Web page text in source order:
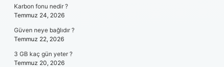
Karbon fonu nedir ?
Temmuz 24, 2026
Güven neye bağlıdır ?
Temmuz 22, 2026
3 GB kaç gün yeter ?
Temmuz 20, 2026